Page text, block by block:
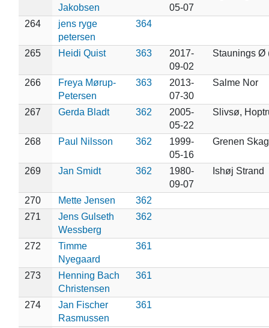
Jakobsen
05-07
264
jens ryge
petersen
364
265 Heidi Quist 363
2017-
09-02
Staunings Ø
266
Freya Mørup-
Petersen
363
2013-
07-30
Salme Nor
267 Gerda Bladt 362
2005-
05-22
Slivsø,
268 Paul Nilsson 362
1999-
05-16
Grenen
269 Jan Smidt 362
1980-
09-07
Ishøj Strand
270 Mette Jensen
362
271
Jens Gulseth
Wessberg
362
272
Timme
Nyegaard
361
273
Henning Bach
Christensen
361
274
Jan Fischer
Rasmussen
361